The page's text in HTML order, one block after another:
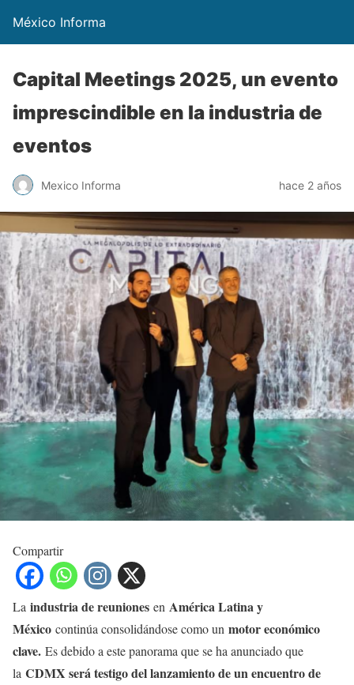
México Informa
Capital Meetings 2025, un evento
imprescindible en la industria de
eventos
Mexico Informa hace 2 años
Compartir
La industria de reuniones en América Latina y
México continúa consolidándose como un motor económico
clave. Es debido a este panorama que se ha anunciado que
la CDMX será testigo del lanzamiento de un encuentro de